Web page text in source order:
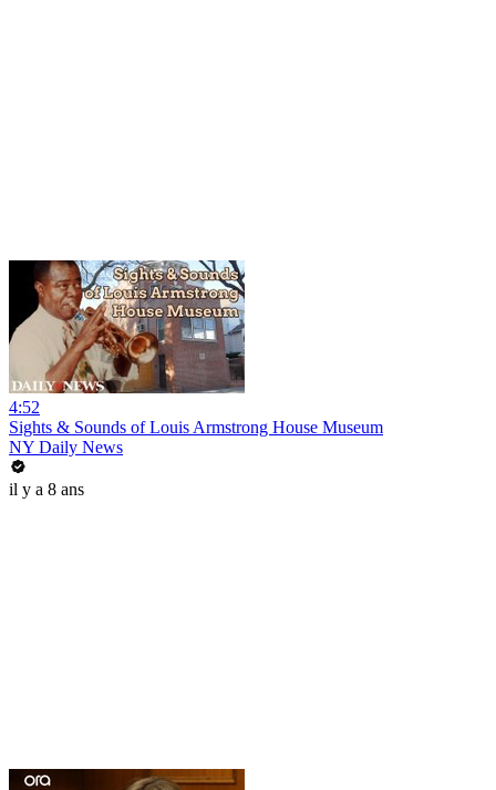
4:52
Sights & Sounds of Louis Armstrong House Museum
NY Daily News
il y a 8 ans